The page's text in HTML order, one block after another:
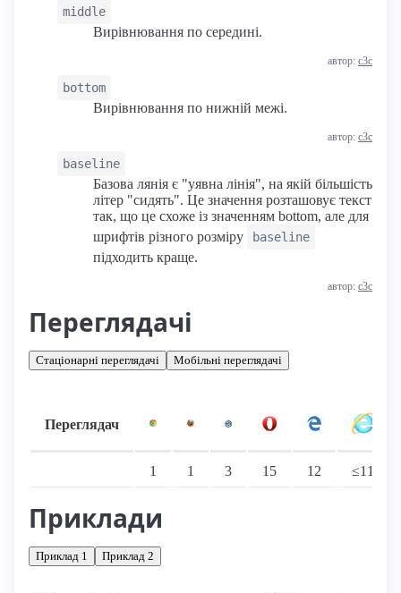
middle
Вирівнювання по середині.
автор: с3с
bottom
Вирівнювання по нижній межі.
автор: с3с
baseline
Базова лянія є "уявна лінія", на якій більшість
літер "сидять". Це значення розташовує текст
так, що це схоже із значенням bottom, але для
шрифтів різного розміру
baseline
підходить краще.
автор: с3с
Переглядачі
Стаціонарні переглядачі Мобільні переглядачі
Переглядач
1 1 3 15 12 ≤11
Приклади
Приклад 1 Приклад 2